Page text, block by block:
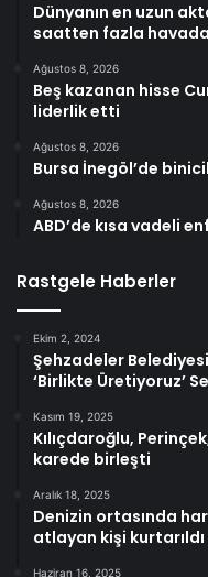
Dünyanın en uzun
saatten fazla
Ağustos 8, 2026
Beş kazanan hisse
liderlik etti
Ağustos 8, 2026
Bursa İnegöl’de
Ağustos 8, 2026
ABD’de kısa vadeli
Rastgele Haberler
Ekim 2, 2024
Şehzadeler
‘Birlikte Üretiyoruz’
Kasım 19, 2025
Kılıçdaroğlu,
karede birleşti
Aralık 18, 2025
Denizin ortasında
atlayan kişi kurtarıldı
Haziran 16, 2025